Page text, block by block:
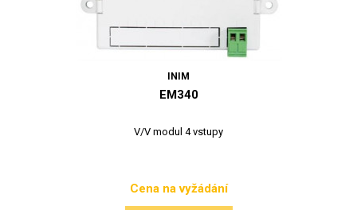
INIM
EM340
V/V modul 4 vstupy
Cena
Cena na vyžádání